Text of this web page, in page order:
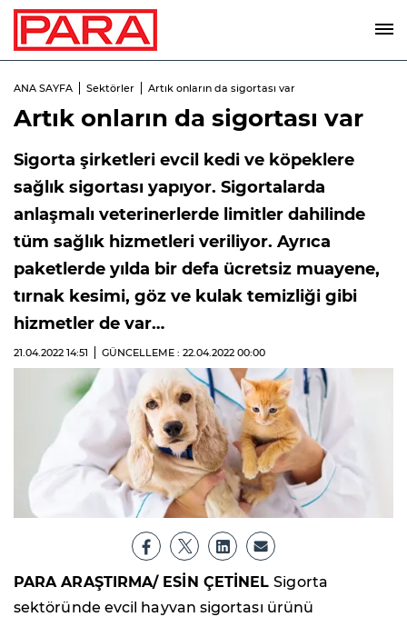
ANA SAYFA Sektörler Artık onların da sigortası var
Artık onların da sigortası var
Sigorta şirketleri evcil kedi ve köpeklere
sağlık sigortası yapıyor. Sigortalarda
anlaşmalı veterinerlerde limitler dahilinde
tüm sağlık hizmetleri veriliyor. Ayrıca
paketlerde yılda bir defa ücretsiz muayene,
tırnak kesimi, göz ve kulak temizliği gibi
hizmetler de var…
21.04.2022 14:51 GÜNCELLEME : 22.04.2022 00:00
PARA ARAŞTIRMA/ ESİN ÇETİNELSigorta
sektöründe evcil hayvan sigortası ürünü